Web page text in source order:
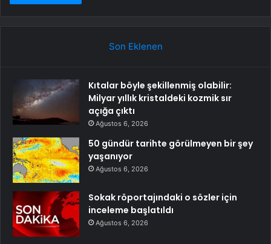
Son Eklenen
Kıtalar böyle şekillenmiş olabilir:
Milyar yıllık kristaldeki kozmik sır
açığa çıktı
Ağustos 6, 2026
50 gündür tarihte görülmeyen bir şey
yaşanıyor
Ağustos 6, 2026
Sokak röportajındaki o sözler için
inceleme başlatıldı
Ağustos 6, 2026